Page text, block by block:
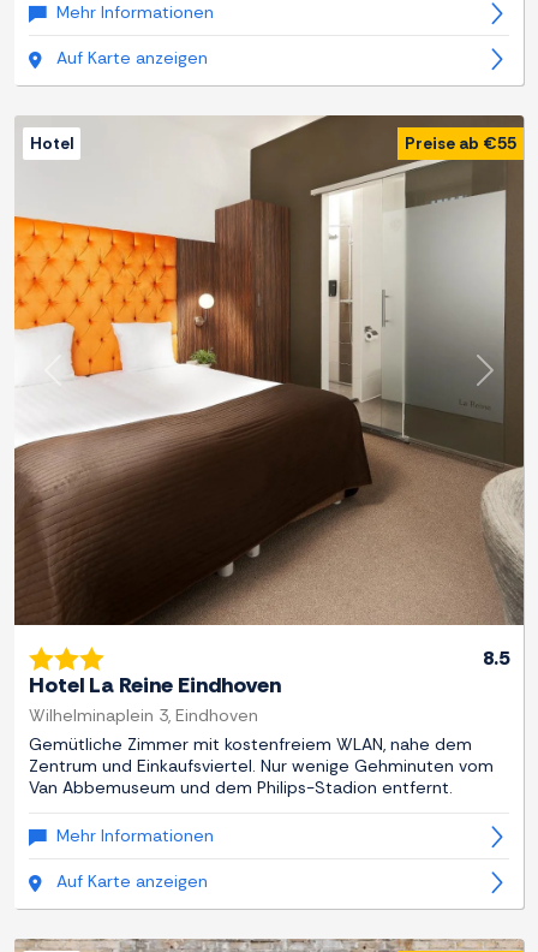
Mehr Informationen
Auf Karte anzeigen
Zurück
Hotel Preise ab €55
8.5
Hotel La Reine Eindhoven
Wilhelminaplein 3, Eindhoven
Gemütliche Zimmer mit kostenfreiem WLAN, nahe dem
Zentrum und Einkaufsviertel. Nur wenige Gehminuten vom
Van Abbemuseum und dem Philips-Stadion entfernt.
Mehr Informationen
Auf Karte anzeigen